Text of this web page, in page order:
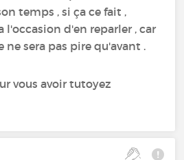
temps , si ça ce fait ,
l'occasion d'en reparler , car
ne sera pas pire qu'avant .
vous avoir tutoyez